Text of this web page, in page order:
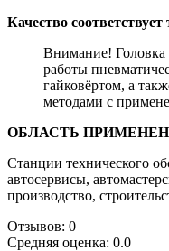
Качество
Внимание! Головка
работы
гайковёртом, а
методами с
ОБЛАСТЬ
Станции технического
автосервисы,
производство,
Отзывов: 0
Средняя оценка: 0.0